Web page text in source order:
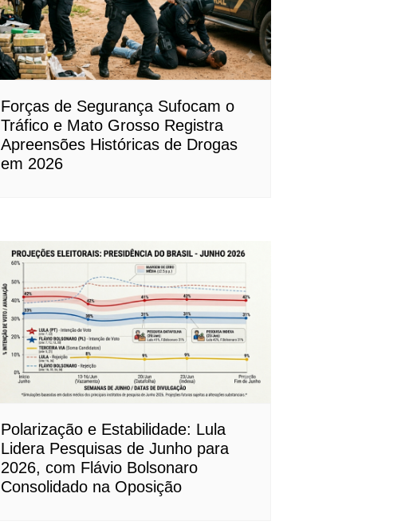
Forças de Segurança Sufocam o
Tráfico e Mato Grosso Registra
Apreensões Históricas de Drogas
em 2026
Polarização e Estabilidade: Lula
Lidera Pesquisas de Junho para
2026, com Flávio Bolsonaro
Consolidado na Oposição